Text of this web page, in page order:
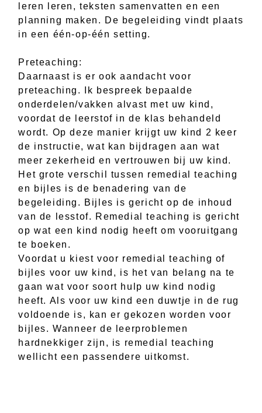
leren leren, teksten samenvatten en een
planning maken. De begeleiding vindt plaats
in een één-op-één setting.
Preteaching:
Daarnaast is er ook aandacht voor
preteaching. Ik bespreek bepaalde
onderdelen/vakken alvast met uw kind,
voordat de leerstof in de klas behandeld
wordt. Op deze manier krijgt uw kind 2 keer
de instructie, wat kan bijdragen aan wat
meer zekerheid en vertrouwen bij uw kind.
Het grote verschil tussen remedial teaching
en bijles is de benadering van de
begeleiding. Bijles is gericht op de inhoud
van de lesstof. Remedial teaching is gericht
op wat een kind nodig heeft om vooruitgang
te boeken.
Voordat u kiest voor remedial teaching of
bijles voor uw kind, is het van belang na te
gaan wat voor soort hulp uw kind nodig
heeft. Als voor uw kind een duwtje in de rug
voldoende is, kan er gekozen worden voor
bijles. Wanneer de leerproblemen
hardnekkiger zijn, is remedial teaching
wellicht een passendere uitkomst.